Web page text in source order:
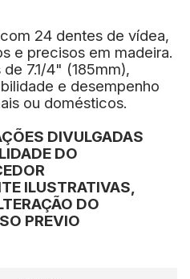
24 dentes de vídea,
e precisos em madeira.
7.1/4" (185mm),
e desempenho
ou domésticos.
DIVULGADAS
DO
ILUSTRATIVAS,
DO
PREVIO